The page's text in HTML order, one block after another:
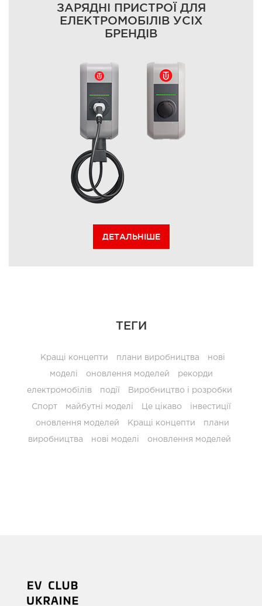
ЗАРЯДНІ ПРИСТРОЇ ДЛЯ
ЕЛЕКТРОМОБІЛІВ УСІХ
БРЕНДІВ
ДЕТАЛЬНІШЕ
ТЕГИ
Кращі концепти плани виробництва нові
моделі оновлення моделей рекорди
електромобілів події Виробництво і розробки
Спорт майбутні моделі Це цікаво інвестиції
оновлення моделей Кращі концепти плани
виробництва нові моделі оновлення моделей